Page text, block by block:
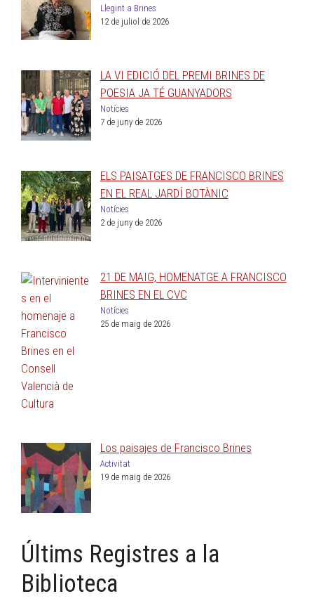
Llegint a Brines
12 de juliol de 2026
LA VI EDICIÓ DEL PREMI BRINES DE
POESIA JA TÉ GUANYADORS
Notícies
7 de juny de 2026
ELS PAISATGES DE FRANCISCO BRINES
EN EL REAL JARDÍ BOTÀNIC
Notícies
2 de juny de 2026
21 DE MAIG, HOMENATGE A FRANCISCO
BRINES EN EL CVC
Notícies
25 de maig de 2026
Los paisajes de Francisco Brines
Activitat
19 de maig de 2026
Últims Registres a la
Biblioteca